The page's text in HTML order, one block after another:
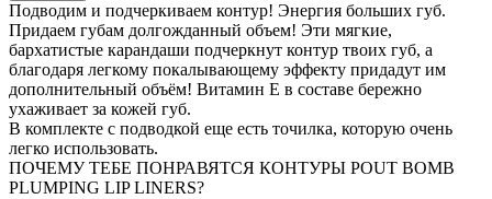
Подводим и подчеркиваем контур! Энергия больших губ.
Придаем губам долгожданный объем! Эти мягкие,
бархатистые карандаши подчеркнут контур твоих губ, а
благодаря легкому покалывающему эффекту придадут им
дополнительный объём! Витамин Е в составе бережно
ухаживает за кожей губ.
В комплекте с подводкой еще есть точилка, которую очень
легко использовать.
ПОЧЕМУ ТЕБЕ ПОНРАВЯТСЯ КОНТУРЫ POUT BOMB
PLUMPING LIP LINERS?